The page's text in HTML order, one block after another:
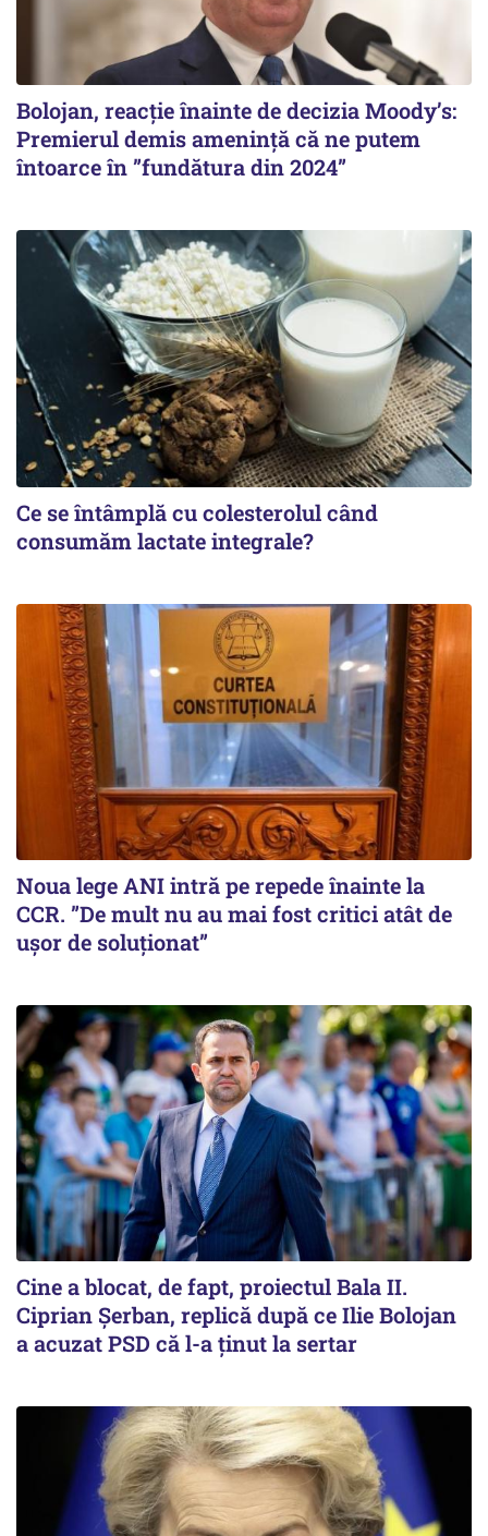
Bolojan, reacție înainte de decizia Moody’s:
Premierul demis amenință că ne putem
întoarce în ”fundătura din 2024”
Ce se întâmplă cu colesterolul când
consumăm lactate integrale?
Noua lege ANI intră pe repede înainte la
CCR. ”De mult nu au mai fost critici atât de
ușor de soluționat”
Cine a blocat, de fapt, proiectul Bala II.
Ciprian Șerban, replică după ce Ilie Bolojan
a acuzat PSD că l-a ținut la sertar